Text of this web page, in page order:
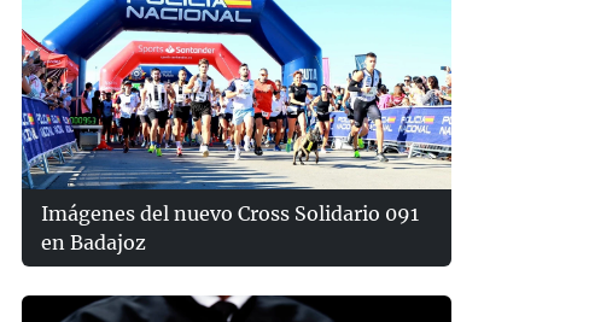
Imágenes del nuevo Cross Solidario 091
en Badajoz